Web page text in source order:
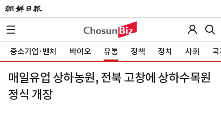
중소기업·벤처 바이오 유통 정책 정치 사회
매일유업 상하농원, 전북 고창에 상하수목원
정식 개장